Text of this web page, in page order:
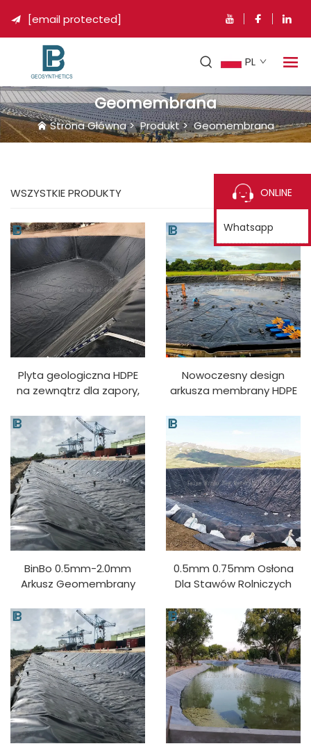
 [email protected]
PL
Geomembrana
Strona Główna>Produkt>Geomembrana
WSZYSTKIE PRODUKTY
Plyta geologiczna HDPE
na zewnątrz dla zapory,
stawu, basenu o grubości
0,5mm-2mm, z ochroną
przed promieniowaniem
UV, cena fabryczna z
PVC/EVA
Nowoczesny design
arkusza membrany HDPE
polietylenowy do stawów,
podszewki dla stawów
BinBo 0.5mm-2.0mm
Arkusz Geomembrany
Rolniczych, Rezerwuaru,
Zapory, Rybactwa,
Kopalni Wykonanej z PVC
LDPE EVA LLDPE
0.5mm 0.75mm Osłona
Dla Stawów Rolniczych
Arkusz HDPE
Geomembrany Dla
Rezerwuaru, Zapor Liner,
Rybactwo, Wyrzutnia,
Kopalnia
ONLINE
Whatsapp